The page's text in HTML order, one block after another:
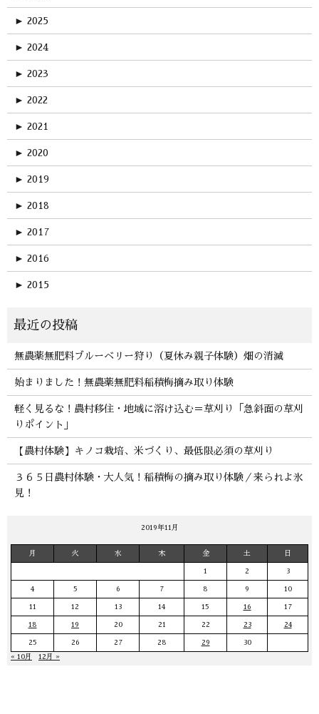
► 2025
► 2024
► 2023
► 2022
► 2021
► 2020
► 2019
► 2018
► 2017
► 2016
► 2015
無農薬無肥料ブルーベリー狩り（夏休み親子体験）畑の消滅
始まりました！無農薬無肥料稲積梅摘み取り体験
軽く見るな！農村移住・地域に溶け込む＝草刈り「急斜面の草刈
りポイント」
【農村体験】キノコ栽培、米づくり、最低限必須の草刈り
３６５日農村体験・大人気！稲積梅の摘み取り体験／来られよ氷
見！
2019年11月
月 火 水 木 金 土 日
1 2 3
4 5 6 7 8 9 10
11 12 13 14 15 16 17
18 19 20 21 22 23 24
25 26 27 28 29
30
« 10月
12月 »